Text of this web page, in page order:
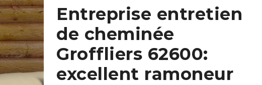
Entreprise entretien
de cheminée
Groffliers 62600:
excellent ramoneur